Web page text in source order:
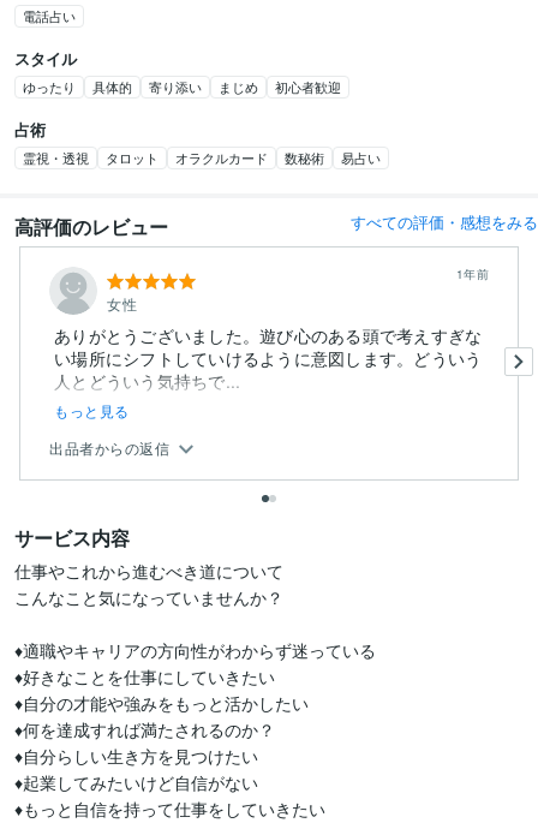
電話占い
スタイル
ゆったり 具体的 寄り添い まじめ 初心者歓迎
占術
霊視・透視 タロット オラクルカード 数秘術 易占い
高評価のレビュー すべての評価・感想をみる
女性
1年前
ありがとうございました。遊び心のある頭で考えすぎな
い場所にシフトしていけるように意図します。どういう
人とどういう気持ちで...
もっと見る
出品者からの返信
サービス内容
仕事やこれから進むべき道について
こんなこと気になっていませんか？
♦適職やキャリアの方向性がわからず迷っている
♦好きなことを仕事にしていきたい
♦自分の才能や強みをもっと活かしたい
♦何を達成すれば満たされるのか？
♦自分らしい生き方を見つけたい
♦起業してみたいけど自信がない
♦もっと自信を持って仕事をしていきたい